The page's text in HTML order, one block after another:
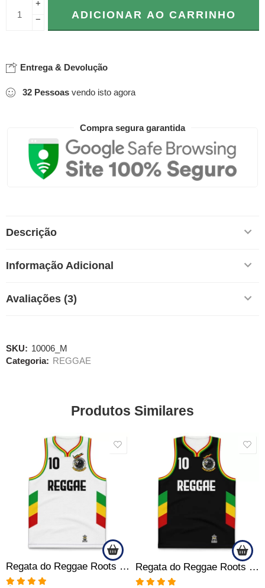
+
−
ADICIONAR AO CARRINHO
Entrega & Devolução
32 Pessoas vendo isto agora
Compra segura garantida
Descrição
Informação Adicional
Avaliações (3)
SKU: 10006_M
Categoria: REGGAE
Produtos Similares
Regata do Reggae Roots Jamaica Branco Jotaz Masculino Regata do Reggae Roots Jamaica Preto Jotaz Masculino